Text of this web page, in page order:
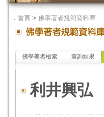
． 首頁> 佛學著者規範資料庫
佛學著者檢索 查詢結果
利井興弘